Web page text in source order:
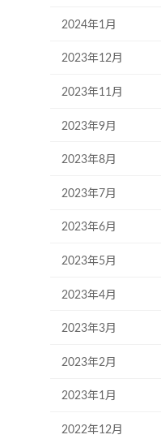
2024年1月
2023年12月
2023年11月
2023年9月
2023年8月
2023年7月
2023年6月
2023年5月
2023年4月
2023年3月
2023年2月
2023年1月
2022年12月